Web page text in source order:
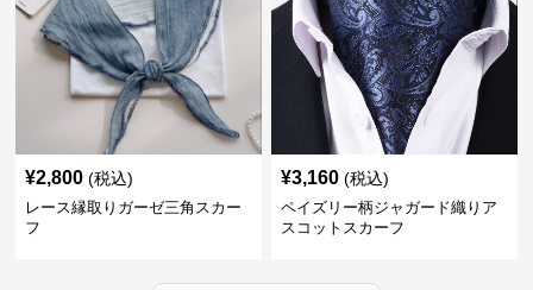
¥2,800 (税込)
レース縁取りガーゼ三角スカー
フ
¥3,160 (税込)
ペイズリー柄ジャガード織りア
スコットスカーフ